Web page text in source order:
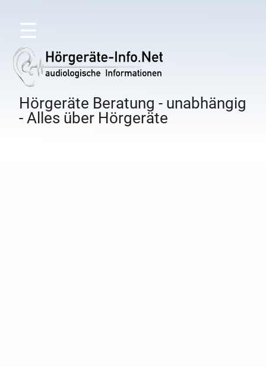
☰
Hörgeräte Beratung - unabhängig
- Alles über Hörgeräte